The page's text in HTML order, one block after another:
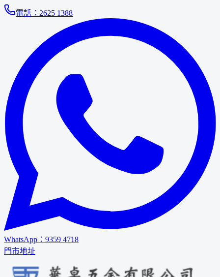
電話： 2625 1388
WhatsApp： 9359 4718
門市地址